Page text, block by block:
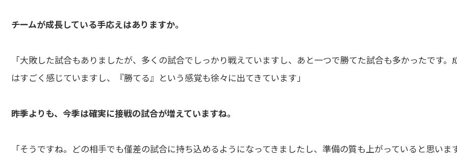
――チームが成長している手応えはありますか。
「大敗した試合もありましたが、多くの試合でしっかり戦えていますし、あと一つで勝てた試合も多かったです。
はすごく感じていますし、『勝てる』という感覚も徐々に出てきています」
――昨季よりも、今季は確実に接戦の試合が増えていますね。
「そうですね。どの相手でも僅差の試合に持ち込めるようになってきましたし、準備の質も上がっていると思いま